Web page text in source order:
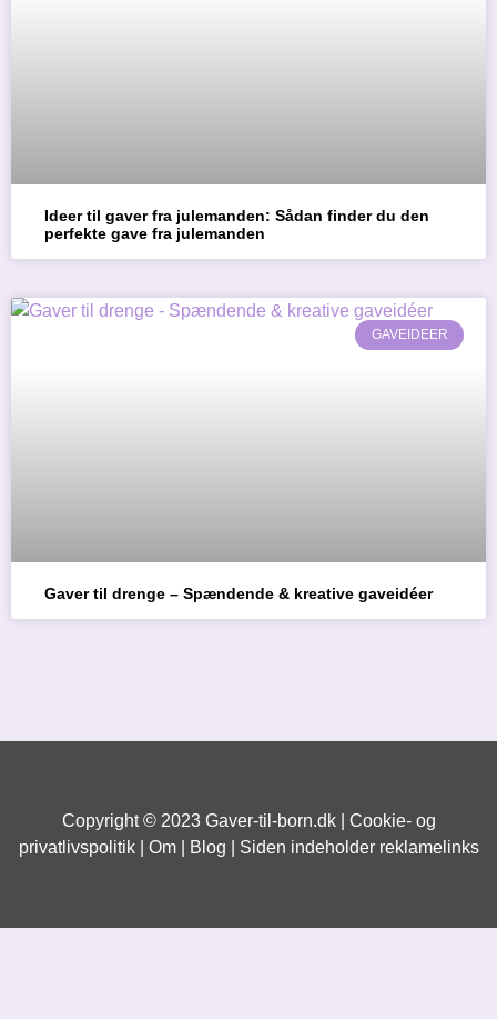
Ideer til gaver fra julemanden: Sådan finder du den
perfekte gave fra julemanden
GAVEIDEER
Gaver til drenge – Spændende & kreative gaveidéer
Copyright © 2023 Gaver-til-born.dk | Cookie- og
privatlivspolitik| Om | Blog | Siden indeholder reklamelinks